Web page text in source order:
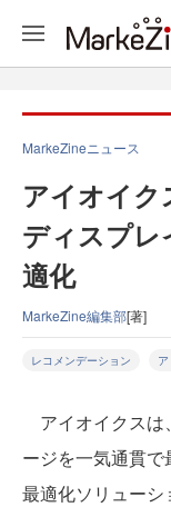
MarkeZineニュース
アイオイク
ディスプレ
適化
MarkeZine編集部[著]
レコメンデーション
アイオイクスは
ージを一気通貫
最適化ソリューシ